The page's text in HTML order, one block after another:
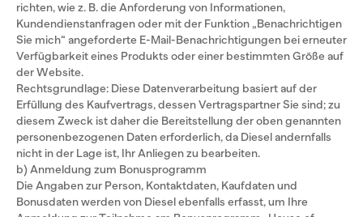
richten, wie z. B. die Anforderung von Informationen,
Kundendienstanfragen oder mit der Funktion „Benachrichtigen
Sie mich“ angeforderte E-Mail-Benachrichtigungen bei erneuter
Verfügbarkeit eines Produkts oder einer bestimmten Größe auf
der Website.
Rechtsgrundlage: Diese Datenverarbeitung basiert auf der
Erfüllung des Kaufvertrags, dessen Vertragspartner Sie sind; zu
diesem Zweck ist daher die Bereitstellung der oben genannten
personenbezogenen Daten erforderlich, da Diesel andernfalls
nicht in der Lage ist, Ihr Anliegen zu bearbeiten.
b) Anmeldung zum Bonusprogramm
Die Angaben zur Person, Kontaktdaten, Kaufdaten und
Bonusdaten werden von Diesel ebenfalls erfasst, um Ihre